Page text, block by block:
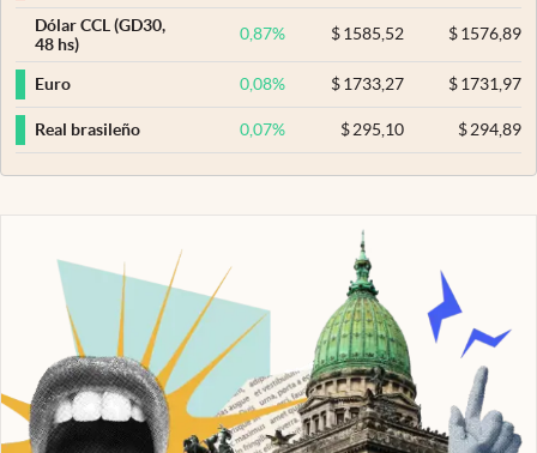
Dólar CCL (GD30,
48 hs)
0,87% $ 1585,52 $1576,89
Euro 0,08% $ 1733,27 $1731,97
Real brasileño 0,07% $ 295,10 $294,89